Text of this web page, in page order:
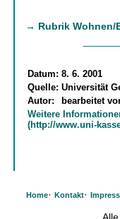
→ Rubrik Wohnen/
Datum: 8. 6. 2001
Quelle: Universität
Autor:
bearbeitet
Weitere
(http://www.uni-
Home· Kontakt·